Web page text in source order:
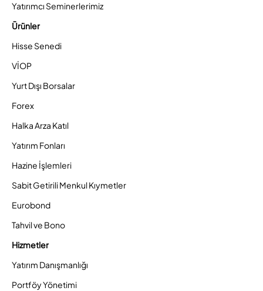
Yatırımcı Seminerlerimiz
Ürünler
Hisse Senedi
VİOP
Yurt Dışı Borsalar
Forex
Halka Arza Katıl
Yatırım Fonları
Hazine İşlemleri
Sabit Getirili Menkul Kıymetler
Eurobond
Tahvil ve Bono
Hizmetler
Yatırım Danışmanlığı
Portföy Yönetimi